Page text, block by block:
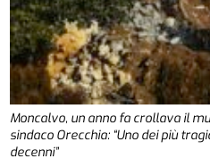
Moncalvo, un anno fa crollava il
sindaco Orecchia: “Uno dei più
decenni”